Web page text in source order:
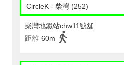
CircleK - 柴灣 (252)
柴灣地鐵站chw11號舖
距離 60m